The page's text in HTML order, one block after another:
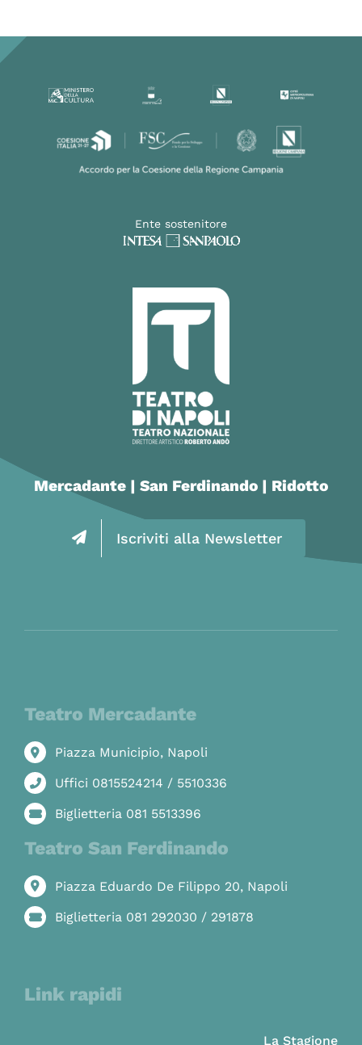
Ente sostenitore
Mercadante | San Ferdinando | Ridotto
Iscriviti alla Newsletter
Teatro Mercadante
Piazza Municipio, Napoli
Uffici 0815524214 / 5510336
Biglietteria 081 5513396
Teatro San Ferdinando
Piazza Eduardo De Filippo 20, Napoli
Biglietteria 081 292030 / 291878
Link rapidi
La Stagione